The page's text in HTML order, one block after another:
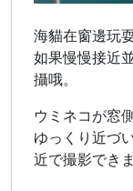
海貓在窗邊玩耍
如果慢慢接近
攝哦。
ウミネコが窓
ゆっくり近づ
近で撮影できま